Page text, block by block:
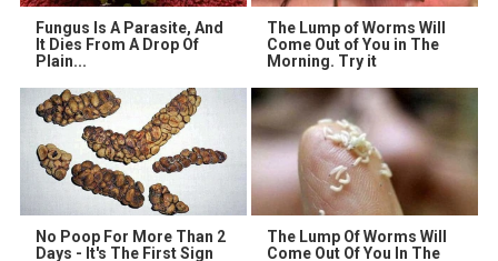
Fungus Is A Parasite, And
It Dies From A Drop Of
Plain...
The Lump of Worms Will
Come Out of You in The
Morning. Try it
No Poop For More Than 2
Days - It's The First Sign
The Lump Of Worms Will
Come Out Of You In The